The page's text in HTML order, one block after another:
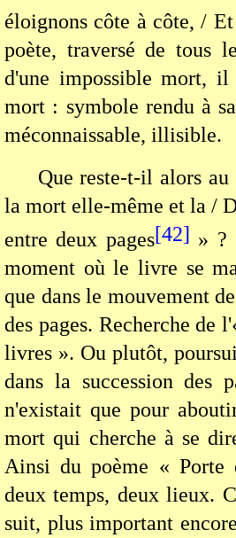
éloignons côte à côte, /
poète, traversé de tous
d'une impossible mort,
mort : symbole rendu à
méconnaissable, illisible.
Que reste-t-il alors
la mort elle-même et la /
entre deux pages[42] » ?
moment où le livre se
que dans le mouvement
des pages. Recherche de
livres ». Ou plutôt,
dans la succession des
n'existait que pour
mort qui cherche à se
Ainsi du poème « Porte
deux temps, deux lieux.
suit, plus important